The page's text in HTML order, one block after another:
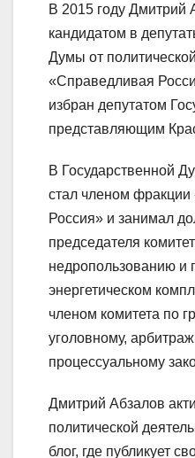
В 2015 году Дмитрий
кандидатом в
Думы от
«Справедливая
избран депутатом
представляющим
В Государственной
стал членом
Россия» и занимал
председателя
недропользованию и
энергетическом
членом комитета по
уголовному,
процессуальному
Дмитрий Абзалов
политической
блог, где публикует